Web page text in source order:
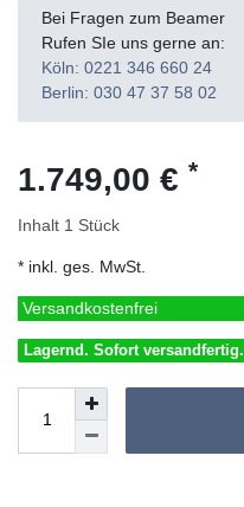
Bei Fragen zum Beamer
Rufen SIe uns gerne an:
Köln: 0221 346 660 24
Berlin: 030 47 37 58 02
1.749,00 € *
Inhalt 1 Stück
* inkl. ges. MwSt.
Versandkostenfrei
Lagernd. Sofort versandfertig.